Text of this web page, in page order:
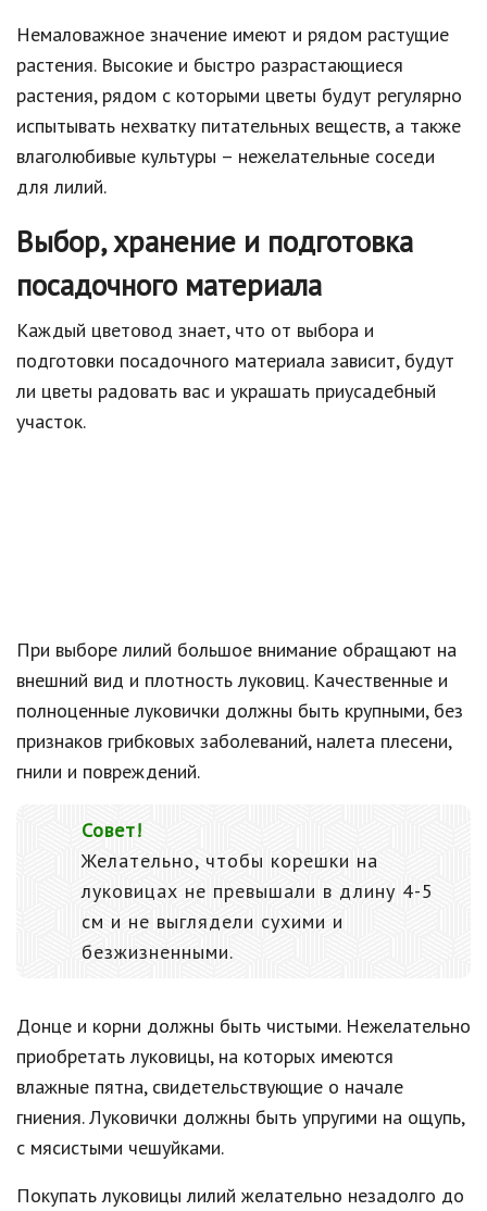
Немаловажное значение имеют и рядом растущие
растения. Высокие и быстро разрастающиеся
растения, рядом с которыми цветы будут регулярно
испытывать нехватку питательных веществ, а также
влаголюбивые культуры – нежелательные соседи
для лилий.
Выбор, хранение и подготовка
посадочного материала
Каждый цветовод знает, что от выбора и
подготовки посадочного материала зависит, будут
ли цветы радовать вас и украшать приусадебный
участок.
При выборе лилий большое внимание обращают на
внешний вид и плотность луковиц. Качественные и
полноценные луковички должны быть крупными, без
признаков грибковых заболеваний, налета плесени,
гнили и повреждений.
Совет!
Желательно, чтобы корешки на
луковицах не превышали в длину 4-5
см и не выглядели сухими и
безжизненными.
Донце и корни должны быть чистыми. Нежелательно
приобретать луковицы, на которых имеются
влажные пятна, свидетельствующие о начале
гниения. Луковички должны быть упругими на ощупь,
с мясистыми чешуйками.
Покупать луковицы лилий желательно незадолго до